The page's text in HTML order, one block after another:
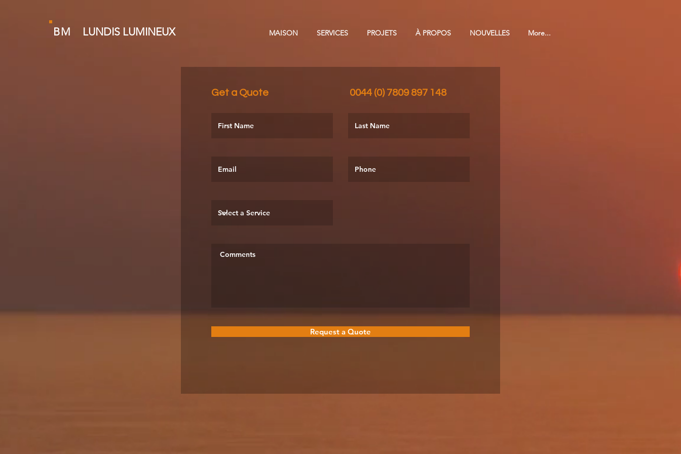
BM LUNDIS LUMINEUX MAISON SERVICES PROJETS À PROPOS NOUVELLES More...
Get a Quote 0044 (0) 7809 897 148
Request a Quote